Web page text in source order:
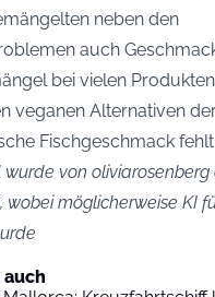
neben den
auch
bei vielen
veganen Alternativen
Fischgeschmack fehlt.
wurde von
wobei möglicherweise KI
auch